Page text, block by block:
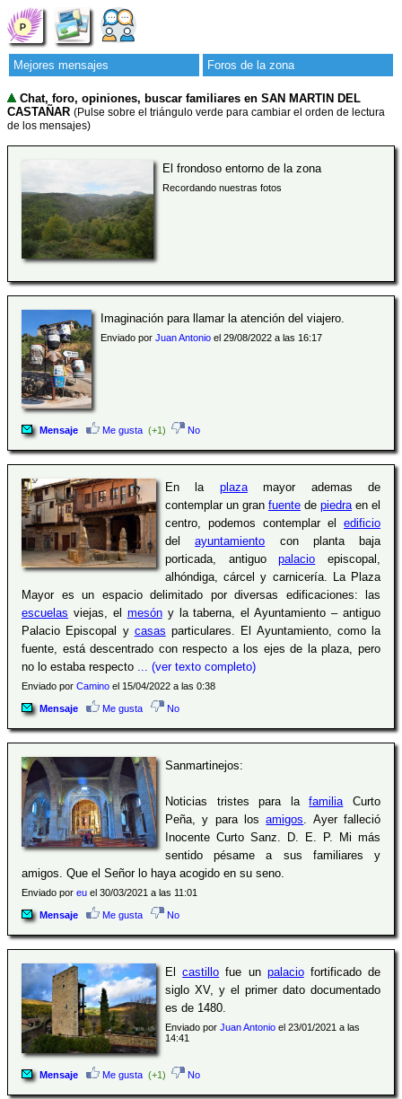
Mejores mensajes Foros de la zona
Chat, foro, opiniones, buscar familiares en SAN MARTIN DEL
CASTAÑAR (Pulse sobre el triángulo verde para cambiar el orden de lectura
de los mensajes)
El frondoso entorno de la zona
Recordando nuestras fotos
Imaginación para llamar la atención del viajero.
Enviado por Juan Antonioel 29/08/2022 a las 16:17
Mensaje Me gusta (+1) No
En la plazamayor ademas de
contemplar un gran fuente de piedraen el
centro, podemos contemplar el edificio
delayuntamiento con planta baja
porticada, antiguopalacio episcopal,
alhóndiga, cárcel y carnicería. La Plaza
Mayor es un espacio delimitado por diversas edificaciones: las
escuelas viejas, el mesóny la taberna, el Ayuntamiento – antiguo
Palacio Episcopal y casas particulares. El Ayuntamiento, como la
fuente, está descentrado con respecto a los ejes de la plaza, pero
no lo estaba respecto ... (ver texto completo)
Enviado por Camino el 15/04/2022 a las 0:38
Mensaje Me gusta No
Sanmartinejos:
Noticias tristes para lafamiliaCurto
Peña, y para losamigos. Ayer falleció
Inocente Curto Sanz. D. E. P. Mi más
sentido pésame a sus familiares y
amigos. Que el Señor lo haya acogido en su seno.
Enviado por eu el 30/03/2021 a las 11:01
Mensaje Me gusta No
Elcastillo fue un palaciofortificado de
siglo XV, y el primer dato documentado
es de 1480.
Enviado por Juan Antonio el 23/01/2021 a las
14:41
Mensaje Me gusta (+1) No